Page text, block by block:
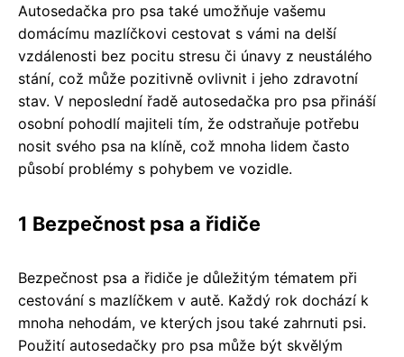
Autosedačka pro psa také umožňuje vašemu
domácímu mazlíčkovi cestovat s vámi na delší
vzdálenosti bez pocitu stresu či únavy z neustálého
stání, což může pozitivně ovlivnit i jeho zdravotní
stav. V neposlední řadě autosedačka pro psa přináší
osobní pohodlí majiteli tím, že odstraňuje potřebu
nosit svého psa na klíně, což mnoha lidem často
působí problémy s pohybem ve vozidle.
1 Bezpečnost psa a řidiče
Bezpečnost psa a řidiče je důležitým tématem při
cestování s mazlíčkem v autě. Každý rok dochází k
mnoha nehodám, ve kterých jsou také zahrnuti psi.
Použití autosedačky pro psa může být skvělým